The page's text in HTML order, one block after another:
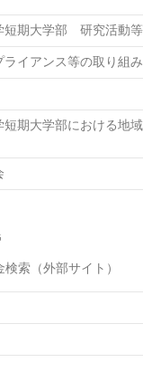
短期大学部 研究活動
イアンス等の取り組み
期大学部における地
索（外部サイト）